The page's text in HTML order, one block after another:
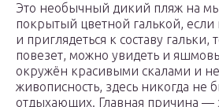
Это необычный дикий пляж на
покрытый цветной галькой, если
и приглядеться к составу гальки,
повезет, можно увидеть и
окружён красивыми скалами и
живописность, здесь никогда не
отдыхающих. Главная причина —